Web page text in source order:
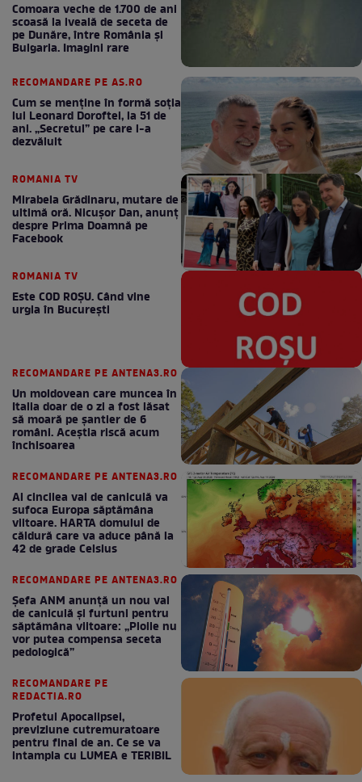
Comoara veche de 1.700 de ani
scoasă la iveală de seceta de
pe Dunăre, între România şi
Bulgaria. Imagini rare
RECOMANDARE PE AS.RO
Cum se menţine în formă soţia
lui Leonard Doroftei, la 51 de
ani. „Secretul” pe care l-a
dezvăluit
ROMANIA TV
Mirabela Grădinaru, mutare de
ultimă oră. Nicuşor Dan, anunţ
despre Prima Doamnă pe
Facebook
ROMANIA TV
Este COD ROŞU. Când vine
urgia în Bucureşti
RECOMANDARE PE ANTENA3.RO
Un moldovean care muncea în
Italia doar de o zi a fost lăsat
să moară pe şantier de 6
români. Aceștia riscă acum
închisoarea
RECOMANDARE PE ANTENA3.RO
Al cincilea val de caniculă va
sufoca Europa săptămâna
viitoare. HARTA domului de
căldură care va aduce până la
42 de grade Celsius
RECOMANDARE PE ANTENA3.RO
Șefa ANM anunță un nou val
de caniculă și furtuni pentru
săptămâna viitoare: „Ploile nu
vor putea compensa seceta
pedologică”
RECOMANDARE PE
REDACTIA.RO
Profetul Apocalipsei,
previziune cutremuratoare
pentru final de an. Ce se va
intampla cu LUMEA e TERIBIL